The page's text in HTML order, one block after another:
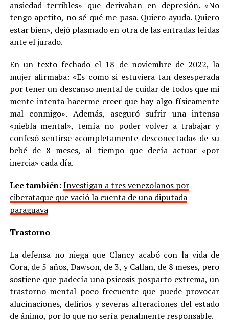
ansiedad terribles» que derivaban en depresión. «No
tengo apetito, no sé qué me pasa. Quiero ayuda. Quiero
estar bien», dejó plasmado en otra de las entradas leídas
ante el jurado.
En un texto fechado el 18 de noviembre de 2022, la
mujer afirmaba: «Es como si estuviera tan desesperada
por tener un descanso mental de cuidar de todos que mi
mente intenta hacerme creer que hay algo físicamente
mal conmigo». Además, aseguró sufrir una intensa
«niebla mental», temía no poder volver a trabajar y
confesó sentirse «completamente desconectada» de su
bebé de 8 meses, al tiempo que decía actuar «por
inercia» cada día.
Lee también:Investigan a tres venezolanos por
ciberataque que vació la cuenta de una diputada
paraguaya
Trastorno
La defensa no niega que Clancy acabó con la vida de
Cora, de 5 años, Dawson, de 3, y Callan, de 8 meses, pero
sostiene que padecía una psicosis posparto extrema, un
trastorno mental poco frecuente que puede provocar
alucinaciones, delirios y severas alteraciones del estado
de ánimo, por lo que no sería penalmente responsable.